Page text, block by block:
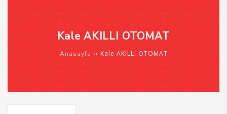
Kale AKILLI OTOMAT
Anasayfa ›› Kale AKILLI OTOMAT